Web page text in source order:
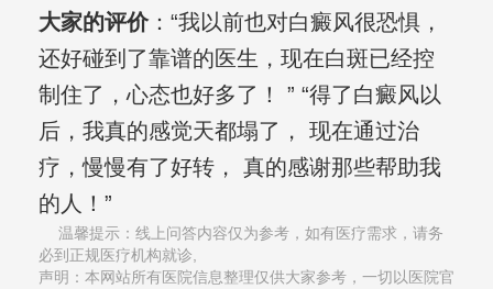
大家的评价：“我以前也对白癜风很恐惧，
还好碰到了靠谱的医生，现在白斑已经控
制住了，心态也好多了！ ” “得了白癜风以
后，我真的感觉天都塌了， 现在通过治
疗，慢慢有了好转， 真的感谢那些帮助我
的人！”
温馨提示：线上问答内容仅为参考，如有医疗需求，请务
必到正规医疗机构就诊,
声明：本网站所有医院信息整理仅供大家参考，一切以医院官